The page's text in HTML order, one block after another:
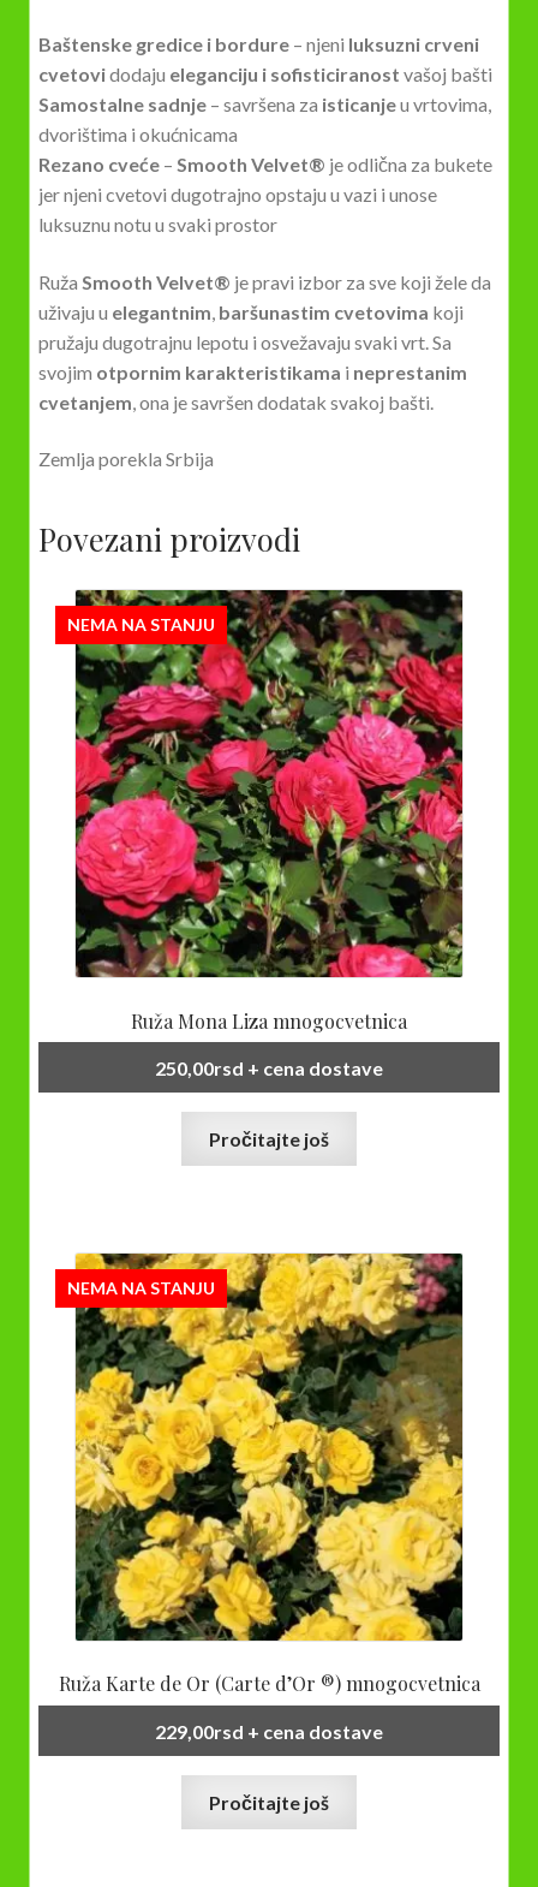
Baštenske gredice i bordure – njeni luksuzni crveni
cvetovidodaju eleganciju i sofisticiranost vašoj bašti
Samostalne sadnje – savršena za isticanjeu vrtovima,
dvorištima i okućnicama
Rezano cveće – Smooth Velvet® je odlična za bukete
jer njeni cvetovi dugotrajno opstaju u vazi i unose
luksuznu notu u svaki prostor
Ruža Smooth Velvet® je pravi izbor za sve koji žele da
uživaju u elegantnim baršunastim cvetovima koji
pružaju dugotrajnu lepotu i osvežavaju svaki vrt. Sa
svojim otpornim karakteristikama i neprestanim
cvetanjem , ona je savršen dodatak svakoj bašti.
Zemlja porekla Srbija
Povezani proizvodi
NEMA NA STANJU
Ruža Mona Liza mnogocvetnica
250,00rsd + cena dostave
Pročitajte još
NEMA NA STANJU
Ruža Karte de Or (Carte d’Or ®) mnogocvetnica
229,00rsd + cena dostave
Pročitajte još